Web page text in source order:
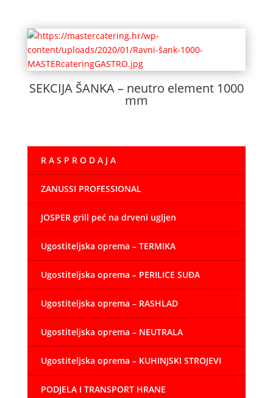
SEKCIJA ŠANKA – neutro element 1000
mm
R A S P R O D A J A
ZANUSSI PROFESSIONAL
JOSPER grill peć na drveni ugljen
Ugostiteljska oprema – TERMIKA
Ugostiteljska oprema – PERILICE SUĐA
Ugostiteljska oprema – RASHLAD
Ugostiteljska oprema – NEUTRALA
Ugostiteljska oprema – KUHINJSKI STROJEVI
PODJELA I TRANSPORT HRANE